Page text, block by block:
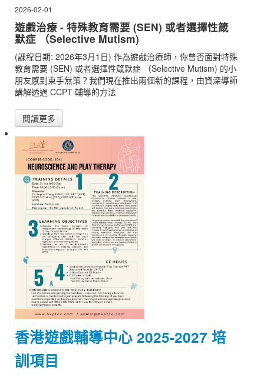
2026-02-01
遊戲治療 - 特殊教育需要 (SEN) 或者選擇性箴
默症 （Selective Mutism)
(課程日期: 2026年3月1日) 作為遊戲治療師，你曾否面對特殊
教育需要 (SEN) 或者選擇性箴默症 （Selective Mutism) 的小
朋友感到束手無策？我們現在推出兩個新的課程，由資深導師
講解透過 CCPT 輔導的方法
閱讀更多
香港遊戲輔導中心 2025-2027 培
訓項目